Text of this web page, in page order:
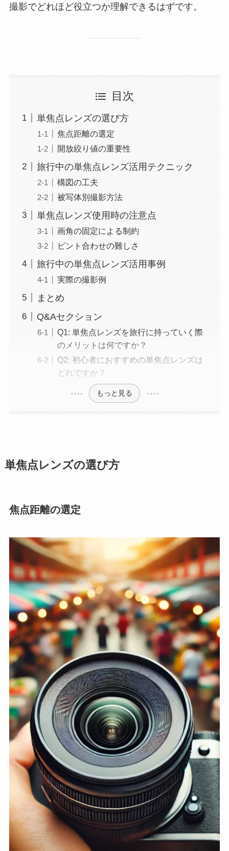
撮影でどれほど役立つか理解できるはずです。
目次
単焦点レンズの選び方
焦点距離の選定
開放絞り値の重要性
旅行中の単焦点レンズ活用テクニック
構図の工夫
被写体別撮影方法
単焦点レンズ使用時の注意点
画角の固定による制約
ピント合わせの難しさ
旅行中の単焦点レンズ活用事例
実際の撮影例
まとめ
Q&Aセクション
Q1: 単焦点レンズを旅行に持っていく際
のメリットは何ですか？
Q2: 初心者におすすめの単焦点レンズは
どれですか？
もっと見る
単焦点レンズの選び方
焦点距離の選定